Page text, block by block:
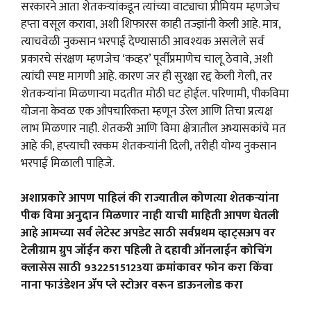
सरकारने आता शेतकऱ्यांकडून त्यांच्या वाट्याचा प्रीमियम म्हणजेच
हप्ता वसूल करावा, अशी शिफारस काही तज्ज्ञांनी केली आहे. मात्र,
त्याचवेळी नुकसान भरपाई देण्यासाठी आवश्यक असलेले सर्व
प्रकारचे संरक्षण म्हणजेच ‘कव्हर’ पूर्वीप्रमाणेच चालू ठेवावे, अशी
त्यांची स्पष्ट मागणी आहे. कारण जर ही सुरक्षा रद्द केली गेली, तर
शेतकऱ्यांना मिळणाऱ्या मदतीत मोठी घट होईल. परिणामी, पीकविमा
योजना केवळ एक औपचारिकता म्हणून उरेल आणि तिचा प्रत्यक्ष
लाभ मिळणार नाही. शेतकरी आणि विमा क्षेत्रातील अभ्यासकांचे मत
आहे की, हप्त्याची रक्कम शेतकऱ्यांनी दिली, तरीही योग्य नुकसान
भरपाई मिळाली पाहिजे.
अशाप्रकारे आपण पाहिलं की राज्यातील कोणत्या शेतकऱ्यांना
पीक विमा अनुदान मिळणार नाही याची माहिती आपण घेतली
आहे आमच्या सर्व लेटेस्ट अपडेट साठी सर्वप्रथम व्हाट्सअप वर
टेलीग्राम ग्रुप जॉईन करा पहिली ते दहावी ऑनलाईन कोचिंग
क्लासेस साठी 9322515123या क्रमांकावर फोन करा किंवा
नाना फाउंडेशन ॲप प्ले स्टोअर वरून डाऊनलोड करा